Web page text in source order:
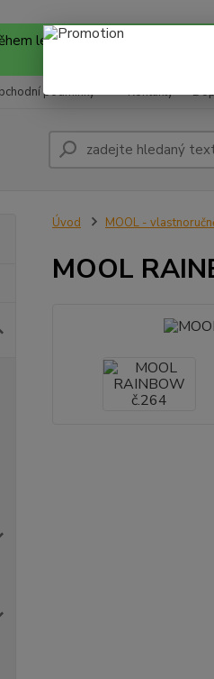
letních prázdnin náš email
podmínky Kontakty
Úvod MOOL -
MOOL